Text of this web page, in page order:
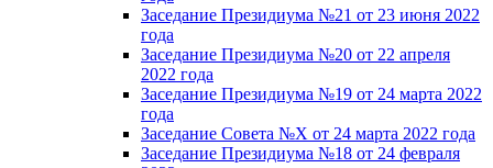
Заседание Президиума №21 от 23 июня 2022
года
Заседание Президиума №20 от 22 апреля
2022 года
Заседание Президиума №19 от 24 марта 2022
года
Заседание Совета №X от 24 марта 2022 года
Заседание Президиума №18 от 24 февраля